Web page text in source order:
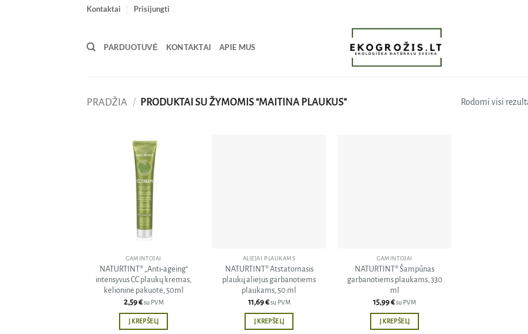
Kontaktai Prisijungti
PARDUOTUVĖ KONTAKTAI APIE MUS
PRADŽIA / PRODUKTAI SU ŽYMOMIS “MAITINA PLAUKUS” Rodomi visi
GAMINTOJAI
NATURTINT® „Anti-ageing“
intensyvus CC plaukų kremas,
kelioninė pakuotė, 50ml
2,59€ su PVM
Į KREPŠELĮ
ALIEJAI PLAUKAMS
NATURTINT® Atstatomasis
plaukų aliejus garbanotiems
plaukams, 50 ml
11,69€ su PVM
Į KREPŠELĮ
GAMINTOJAI
NATURTINT® Šampūnas
garbanotiems plaukams, 330
ml
15,99€su PVM
Į KREPŠELĮ